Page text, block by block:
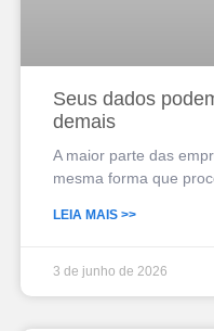
Seus dados
demais
A maior parte das
mesma forma que
LEIA MAIS >>
3 de junho de 2026